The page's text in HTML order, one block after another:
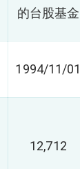
的台股基金
1994/11/01
12,712